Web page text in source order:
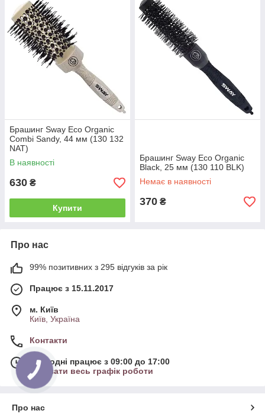
Брашинг Sway Eco Organic
Combi Sandy, 44 мм (130 132
NAT)
В наявності
630 ₴
Купити
Брашинг Sway Eco Organic
Black, 25 мм (130 110 BLK)
Немає в наявності
370 ₴
Про нас
99% позитивних з 295 відгуків за рік
Працює з 15.11.2017
м. Київ
Київ, Україна
Контакти
Сьогодні працює з 09:00 до 17:00
Показати весь графік роботи
Про нас